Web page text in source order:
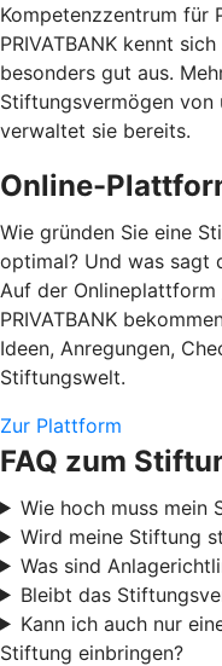
Kompetenzzentrum für
PRIVATBANK kennt
besonders gut aus.
Stiftungsvermögen von
verwaltet sie bereits.
Online-
Wie gründen Sie eine
optimal? Und was sagt
Auf der Onlineplattform
PRIVATBANK
Ideen, Anregungen,
Stiftungswelt.
Zur Plattform
FAQ zum
Wie hoch muss mein
Wird meine Stiftung
Was sind
Bleibt das
Kann ich auch nur
Stiftung einbringen?